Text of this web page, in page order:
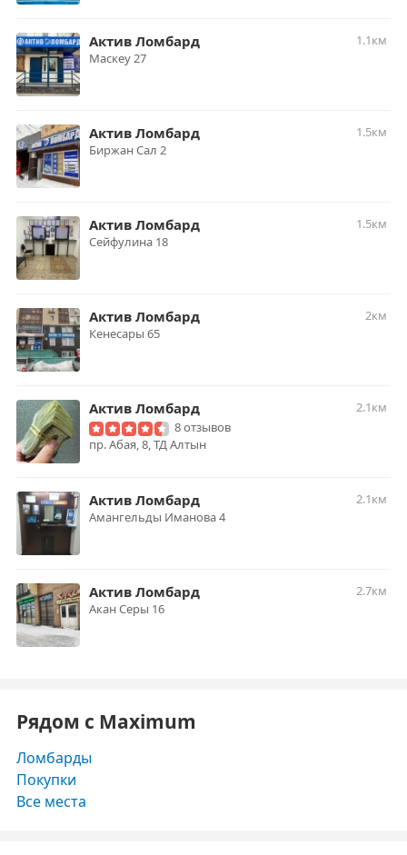
Актив Ломбард
1.1км
Маскеу 27
Актив Ломбард
1.5км
Биржан Сал 2
Актив Ломбард
1.5км
Сейфулина 18
Актив Ломбард
2км
Кенесары 65
Актив Ломбард
2.1км
8 отзывов
пр. Абая, 8, ТД Алтын
Актив Ломбард
2.1км
Амангельды Иманова 4
Актив Ломбард
2.7км
Акан Серы 16
Рядом с Maximum
Ломбарды
Покупки
Все места